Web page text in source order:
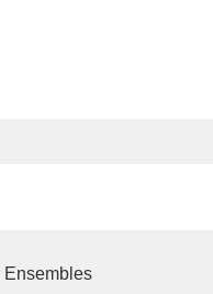
Ensembles